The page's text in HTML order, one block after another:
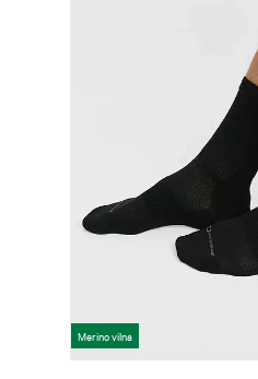
Merino vilna